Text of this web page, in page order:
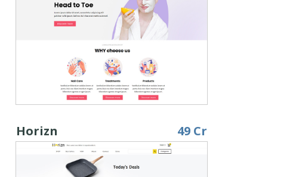
Horizn 49 Cr